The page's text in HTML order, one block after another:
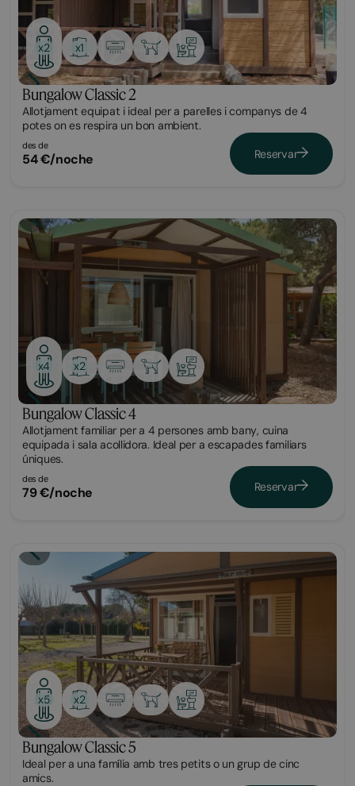
x2 x1
Bungalow Classic 2
Allotjament equipat i ideal per a parelles i companys de 4
potes on es respira un bon ambient.
des de
54 €/noche Reservar
Bungalow
x4 x2
Bungalow Classic 4
Allotjament familiar per a 4 persones amb bany, cuina
equipada i sala acollidora. Ideal per a escapades familiars
úniques.
des de
79 €/noche Reservar
Bungalow
x5 x2
Bungalow Classic 5
Ideal per a una família amb tres petits o un grup de cinc
amics.